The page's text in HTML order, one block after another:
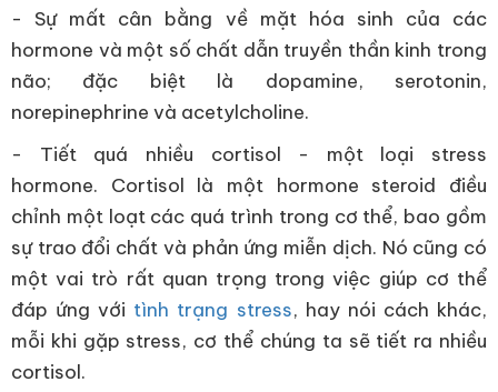
- Sự mất cân bằng về mặt hóa sinh của các
hormone và một số chất dẫn truyền thần kinh trong
não; đặc biệt là dopamine, serotonin,
norepinephrine và acetylcholine.
- Tiết quá nhiều cortisol - một loại stress
hormone. Cortisol là một hormone steroid điều
chỉnh một loạt các quá trình trong cơ thể, bao gồm
sự trao đổi chất và phản ứng miễn dịch. Nó cũng có
một vai trò rất quan trọng trong việc giúp cơ thể
đáp ứng với tình trạng stress, hay nói cách khác,
mỗi khi gặp stress, cơ thể chúng ta sẽ tiết ra nhiều
cortisol.